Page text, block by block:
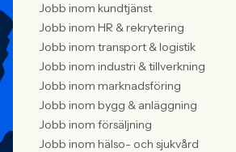
Jobb inom kundtjänst
Jobb inom HR & rekrytering
Jobb inom transport & logistik
Jobb inom industri & tillverkning
Jobb inom marknadsföring
Jobb inom bygg & anläggning
Jobb inom försäljning
Jobb inom hälso- och sjukvård